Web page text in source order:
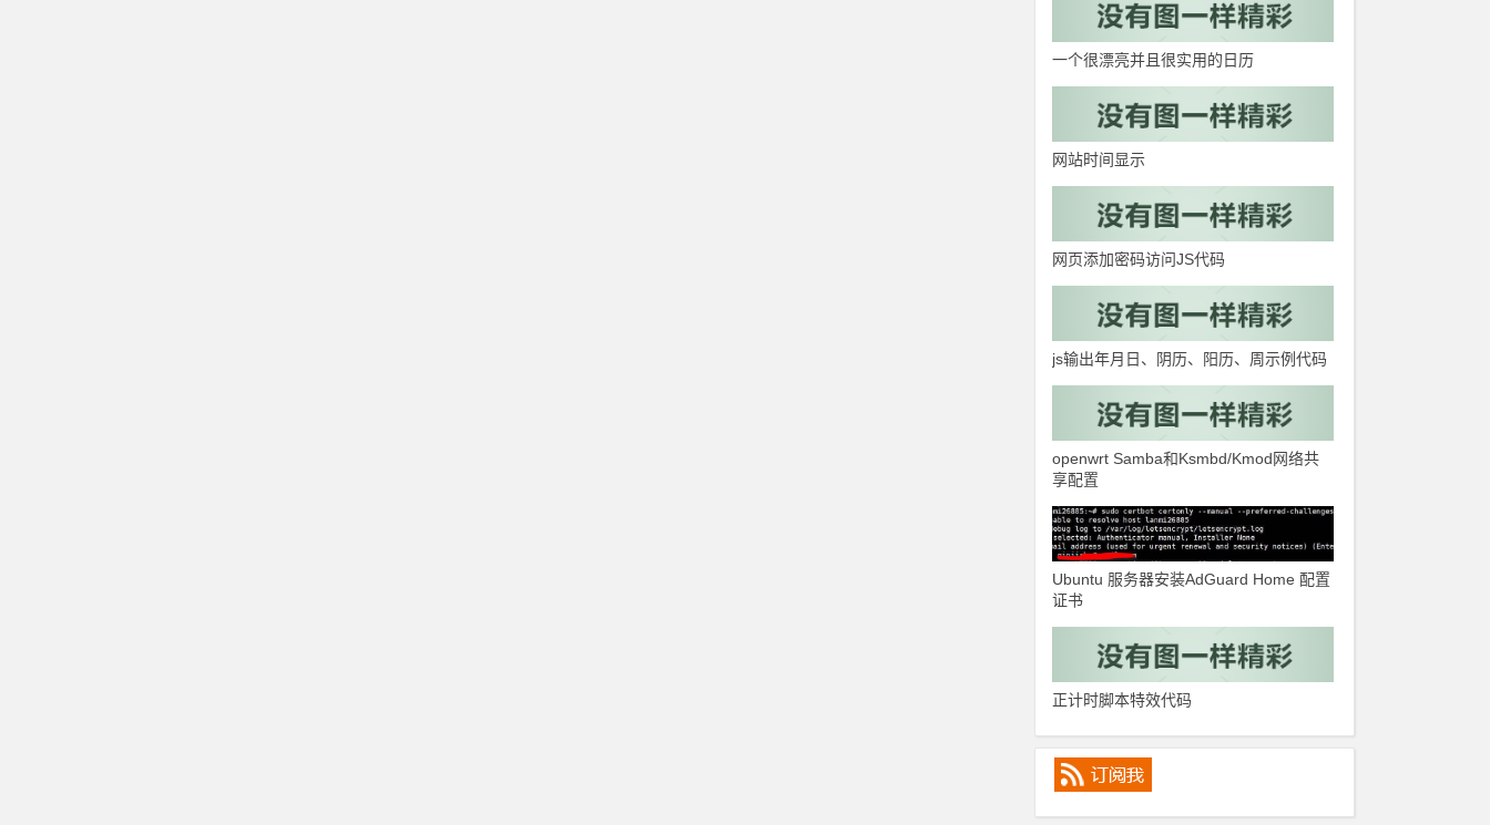
一个很漂亮并且很实用的日历
网站时间显示
网页添加密码访问JS代码
js输出年月日、阴历、阳历、周示例代码
openwrt Samba和Ksmbd/Kmod网络共
享配置
Ubuntu 服务器安装AdGuard Home 配置
证书
正计时脚本特效代码